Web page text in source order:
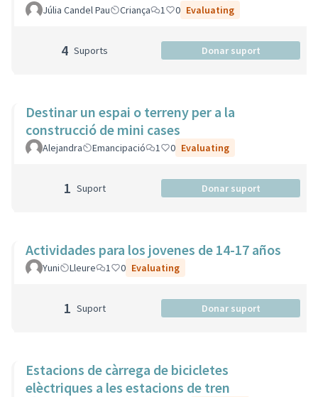
Júlia Candel Pau Criança 1 0 Evaluating
4 Suports Donar suport
Destinar un espai o terreny per a la
construcció de mini cases
Alejandra Emancipació 1 0 Evaluating
1 Suport Donar suport
Actividades para los jovenes de 14-17 años
Yuni Lleure 1 0 Evaluating
1 Suport Donar suport
Estacions de càrrega de bicicletes
elèctriques a les estacions de tren